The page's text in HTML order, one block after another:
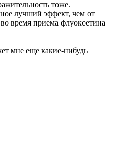
тоже.
лучший эффект, чем от
время приема флуоксетина
мне еще какие-нибудь